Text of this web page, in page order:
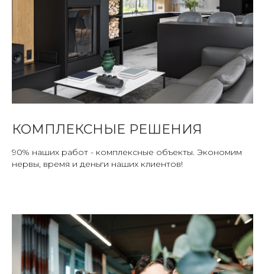
КОМПЛЕКСНЫЕ РЕШЕНИЯ
90% наших работ - комплексные объекты. Экономим
нервы, время и деньги наших клиентов!